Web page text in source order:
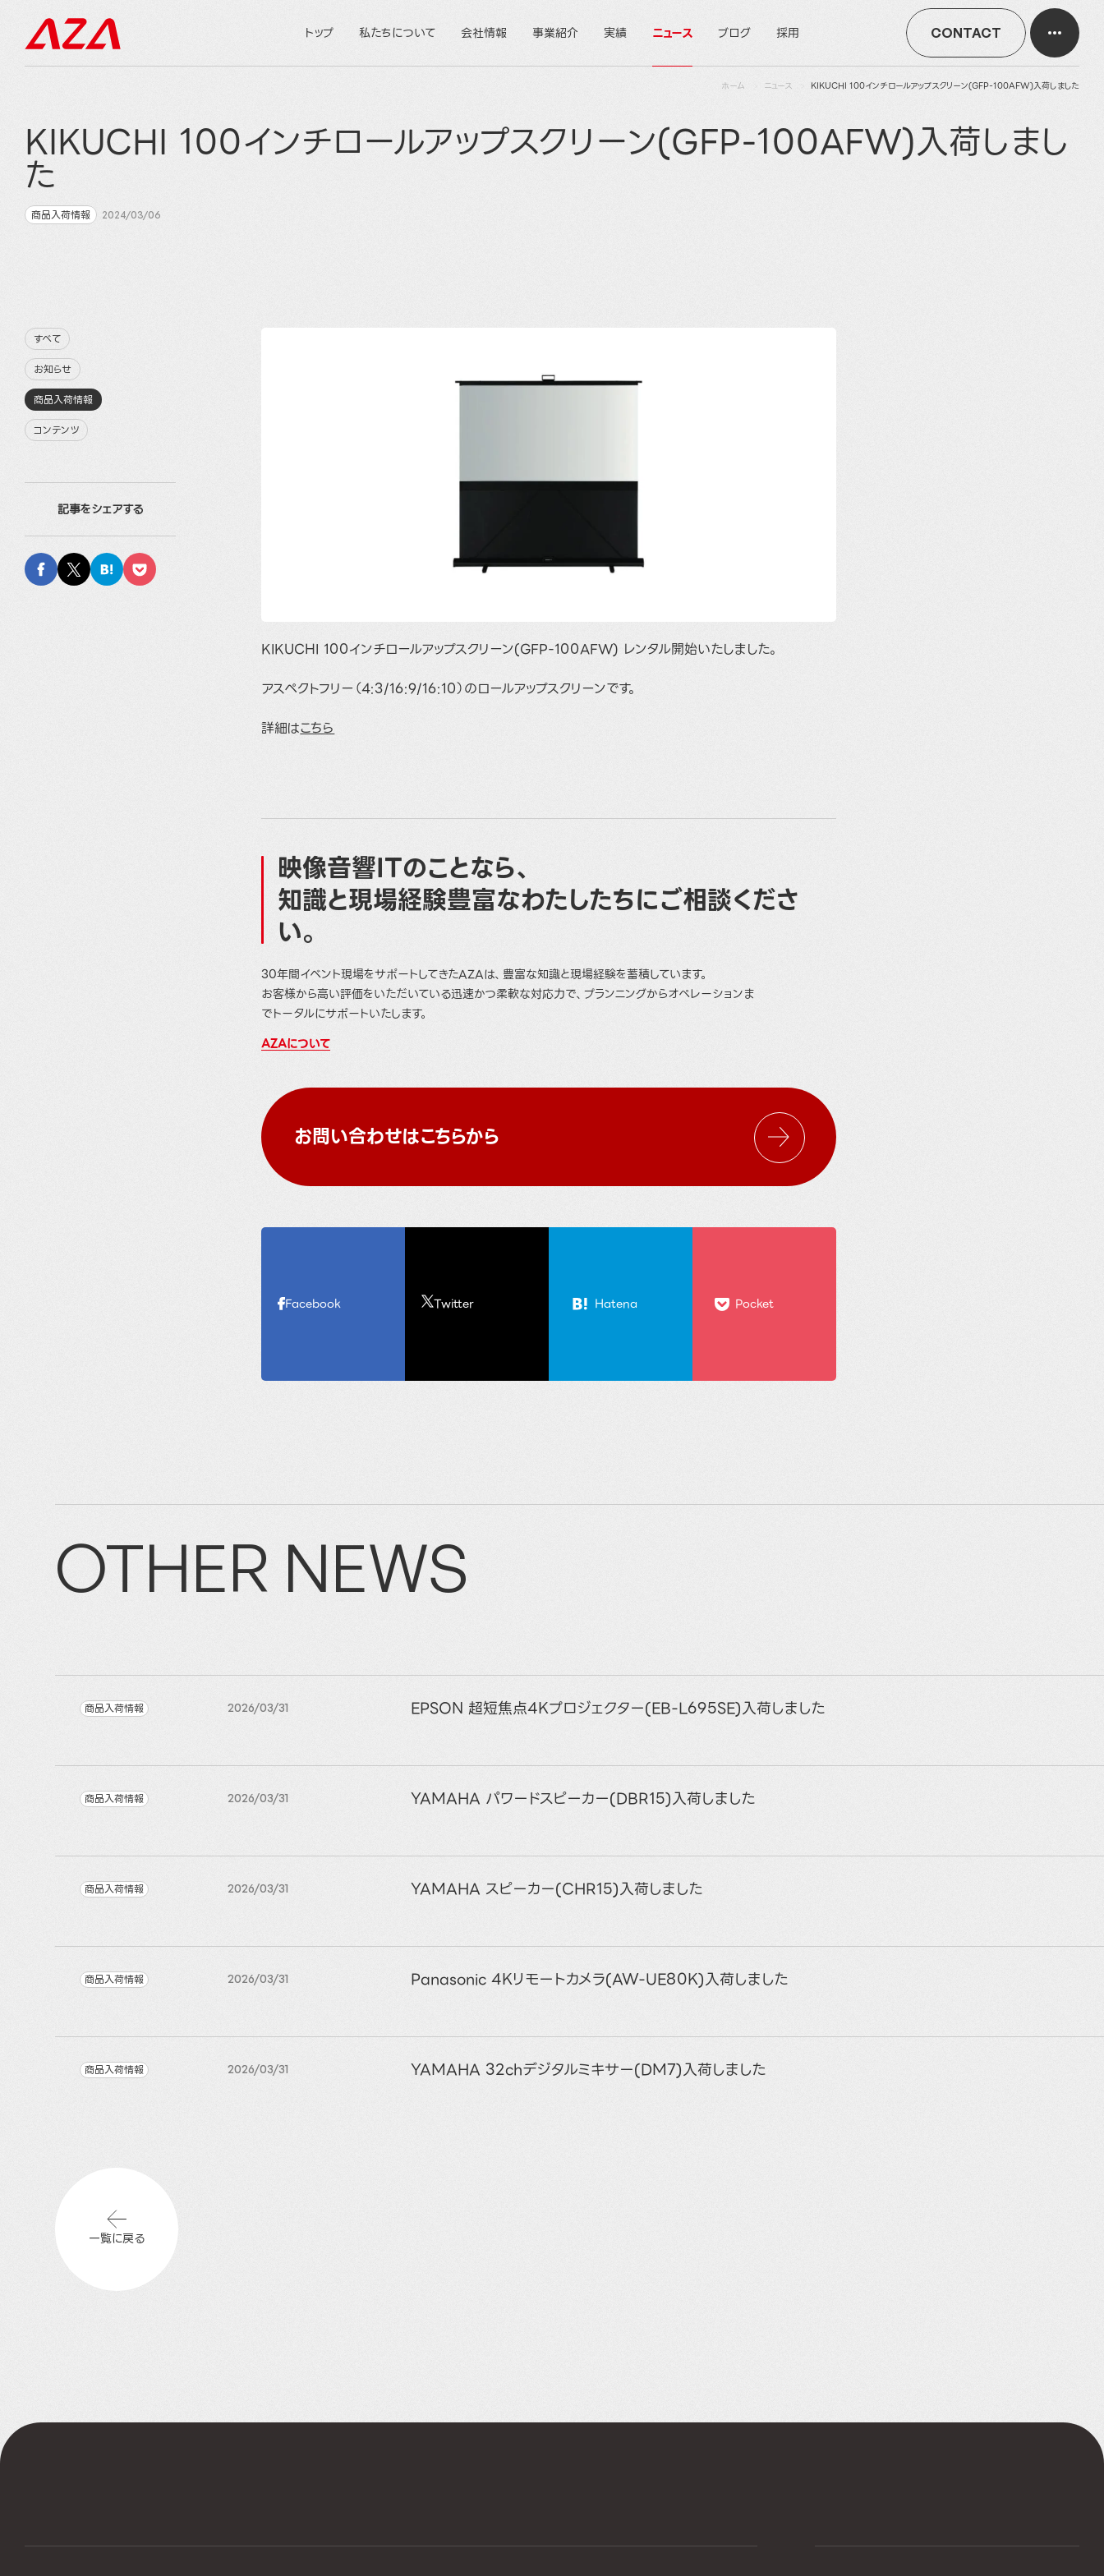
CONTACT
トップ 私たちについて 会社情報 事業紹介 実績 ニュース ブログ 採用
ホーム ニュース KIKUCHI 100インチロールアップスクリーン(GFP-100AFW)入荷しました
KIKUCHI 100インチロールアップスクリーン(GFP-100AFW)入荷しまし
た
商品入荷情報 2024/03/06
すべて
お知らせ
商品入荷情報
コンテンツ
記事をシェアする
KIKUCHI 100インチロールアップスクリーン(GFP-100AFW) レンタル開始いたしました。
アスペクトフリー（4:3/16:9/16:10）のロールアップスクリーンです。
詳細はこちら
映像音響ITのことなら、
知識と現場経験豊富なわたしたちにご相談くださ
い。
30年間イベント現場をサポートしてきたAZAは、豊富な知識と現場経験を蓄積しています。
お客様から高い評価をいただいている迅速かつ柔軟な対応力で、プランニングからオペレーションま
でトータルにサポートいたします。
AZAについて
お問い合わせはこちらから
Facebook Twitter Hatena Pocket
OTHER NEWS
商品入荷情報 2026/03/31 EPSON 超短焦点4Kプロジェクター(EB-L695SE)入荷しました
商品入荷情報 2026/03/31 YAMAHA パワードスピーカー(DBR15)入荷しました
商品入荷情報 2026/03/31 YAMAHA スピーカー(CHR15)入荷しました
商品入荷情報 2026/03/31 Panasonic 4Kリモートカメラ(AW-UE80K)入荷しました
商品入荷情報 2026/03/31 YAMAHA 32chデジタルミキサー(DM7)入荷しました
一覧に戻る